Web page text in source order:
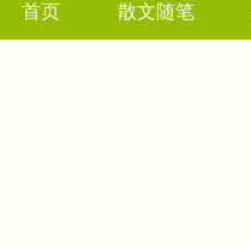
首页 散文随笔